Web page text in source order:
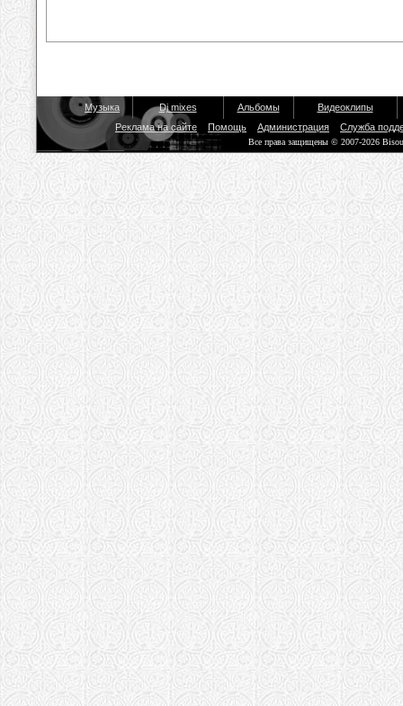
Музыка Dj mixes Альбомы
Видеоклипы
Реклама на сайте
Помощь Администрация Служба
Все права защищены © 2007-2026